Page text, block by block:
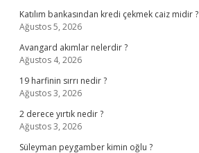
Katılım bankasından kredi çekmek caiz midir ?
Ağustos 5, 2026
Avangard akımlar nelerdir ?
Ağustos 4, 2026
19 harfinin sırrı nedir ?
Ağustos 3, 2026
2 derece yırtık nedir ?
Ağustos 3, 2026
Süleyman peygamber kimin oğlu ?